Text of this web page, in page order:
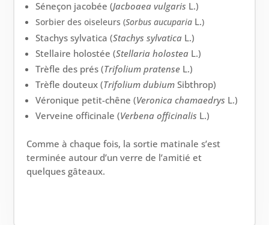
Séneçon jacobée (Jacboaea vulgaris L.)
Sorbier des oiseleurs (Sorbus aucuparia L.)
Stachys sylvatica (Stachys sylvatica L.)
Stellaire holostée (Stellaria holostea L.)
Trèfle des prés (Trifolium pratense L.)
Trèfle douteux (Trifolium dubium Sibthrop)
Véronique petit-chêne (Veronica chamaedrys L.)
Verveine officinale (Verbena officinalis L.)
Comme à chaque fois, la sortie matinale s’est
terminée autour d’un verre de l’amitié et
quelques gâteaux.